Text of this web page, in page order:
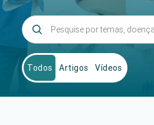
Todos Artigos Vídeos